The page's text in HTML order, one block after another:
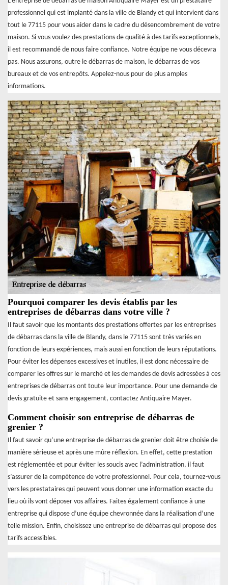
professionnel qui est implanté dans la ville de Blandy et qui intervient dans
tout le 77115 pour vous aider dans le cadre du désencombrement de votre
maison. Si vous voulez des prestations de qualité à des tarifs exceptionnels,
il est recommandé de nous faire confiance. Notre équipe ne vous décevra
pas. Nous assurons, outre le débarras de maison, le débarras de vos
bureaux et de vos entrepôts. Appelez-nous pour de plus amples
informations.
Pourquoi comparer les devis établis par les
entreprises de débarras dans votre ville ?
Il faut savoir que les montants des prestations offertes par les entreprises
de débarras dans la ville de Blandy, dans le 77115 sont très variés en
fonction de leurs expériences, mais aussi en fonction de leurs réputations.
Pour éviter les dépenses excessives et inutiles, il est donc nécessaire de
comparer les offres sur le marché et les demandes de devis adressées à ces
entreprises de débarras ont toute leur importance. Pour une demande de
devis gratuite et sans engagement, contactez Antiquaire Mayer.
Comment choisir son entreprise de débarras de
grenier ?
Il faut savoir qu’une entreprise de débarras de grenier doit être choisie de
manière sérieuse et après une mûre réflexion. En effet, cette prestation
est réglementée et pour éviter les soucis avec l’administration, il faut
s’assurer de la compétence de votre professionnel. Pour cela, tournez-vous
vers les prestataires qui peuvent vous donner une information exacte du
lieu où ils vont déposer vos affaires. Faites également confiance à une
entreprise qui dispose d’une équipe chevronnée dans la réalisation d’une
telle mission. Enfin, choisissez une entreprise de débarras qui propose des
tarifs accessibles.